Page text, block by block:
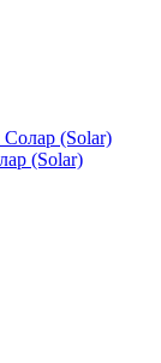
Солар (Solar)
(Solar)